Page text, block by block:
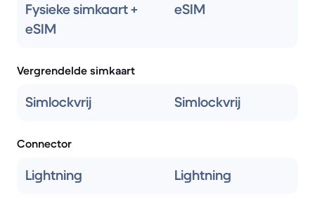
Fysieke simkaart +
eSIM
eSIM
Vergrendelde simkaart
Simlockvrij Simlockvrij
Connector
Lightning Lightning